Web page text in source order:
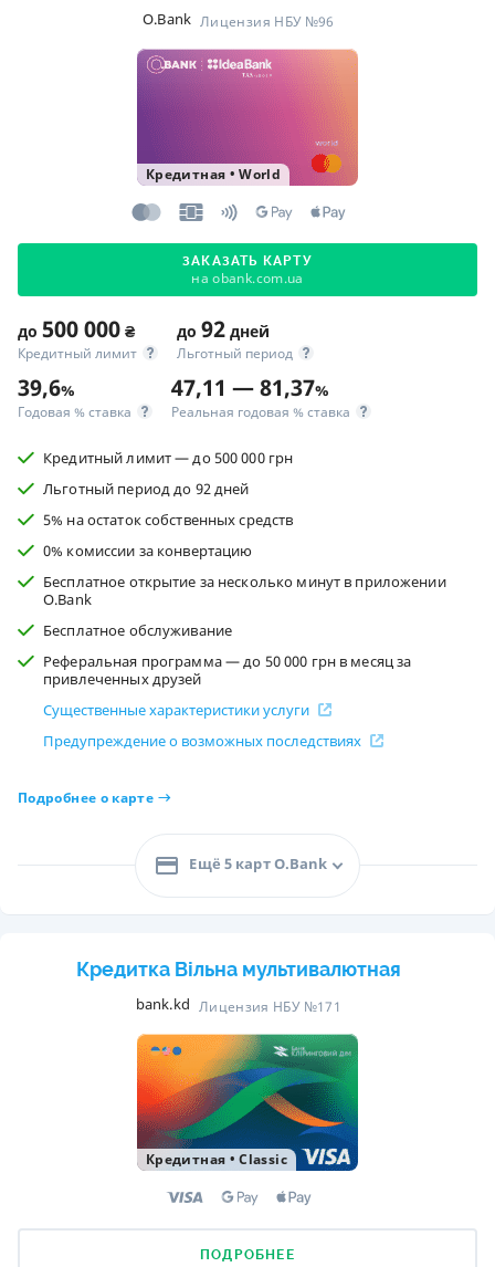
O.Bank Лицензия НБУ №96
Кредитная •World
ЗАКАЗАТЬ КАРТУ
на obank.com.ua
до 500 000 ₴
Кредитный лимит
до 92 дней
Льготный период
39,6%
Годовая % ставка
47,11 — 81,37%
Реальная годовая % ставка
Кредитный лимит — до 500 000 грн
Льготный период до 92 дней
5% на остаток собственных средств
0% комиссии за конвертацию
Бесплатное открытие за несколько минут в приложении
O.Bank
Бесплатное обслуживание
Реферальная программа — до 50 000 грн в месяц за
привлеченных друзей
Существенные характеристики услуги
Предупреждение о возможных последствиях
Подробнее о карте
Ещё 5 карт O.Bank
Кредитка Вільна мультивалютная
bank.kd Лицензия НБУ №171
Кредитная •Classic
ПОДРОБНЕЕ